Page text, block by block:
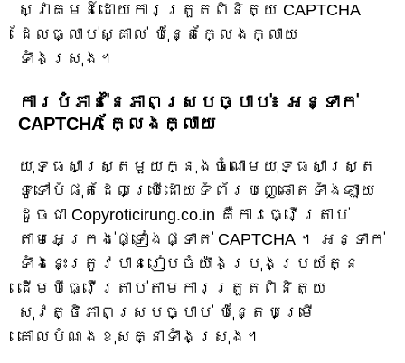
ស្វាគមន៍ដោយការត្រួតពិនិត្យ CAPTCHA
ដែលធ្លាប់ស្គាល់ ប៉ុន្តែក្លែងក្លាយ
ទាំងស្រុង។
ការបំភាន់នៃភាពស្របច្បាប់៖ អន្ទាក់
CAPTCHA ក្លែងក្លាយ
យុទ្ធសាស្ត្រមួយក្នុងចំណោមយុទ្ធសាស្ត្រ
ទូទៅបំផុតដែលប្រើដោយទំព័របញ្ឆោតទាំងឡាយ
ដូចជា Copyroticirung.co.in គឺការធ្វើត្រាប់
តាមអេក្រង់ផ្ទៀងផ្ទាត់ CAPTCHA ។ អន្ទាក់
ទាំងនេះត្រូវបានរៀបចំយ៉ាងប្រុងប្រយ័ត្ន
ដើម្បីធ្វើត្រាប់តាមការត្រួតពិនិត្យ
សុវត្ថិភាពស្របច្បាប់ ប៉ុន្តែបម្រើ
គោលបំណងខុសគ្នាទាំងស្រុង។